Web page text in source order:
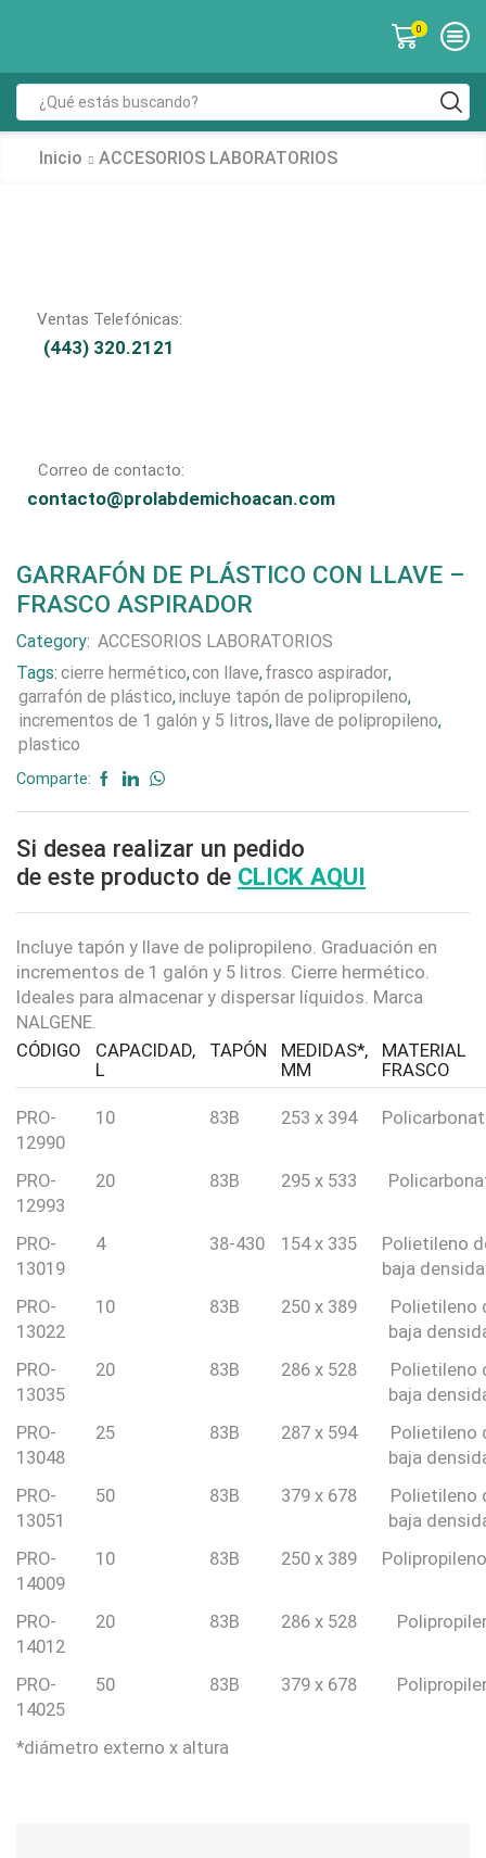
0
Inicio ACCESORIOS LABORATORIOS
Ventas Telefónicas:
(443) 320.2121
Correo de contacto:
contacto@prolabdemichoacan.com
GARRAFÓN DE PLÁSTICO CON LLAVE –
FRASCO ASPIRADOR
Category: ACCESORIOS LABORATORIOS
Tags: cierre hermético,con llave,frasco aspirador,
garrafón de plástico,incluye tapón de polipropileno,
incrementos de 1 galón y 5 litros,llave de polipropileno,
plastico
Comparte:
Si desea realizar un pedido
de este producto de CLICK AQUI
Incluye tapón y llave de polipropileno. Graduación en
incrementos de 1 galón y 5 litros. Cierre hermético.
Ideales para almacenar y dispersar líquidos. Marca
NALGENE.
CÓDIGO
CAPACIDAD,
L
TAPÓN
MEDIDAS*,
MM
MATERIAL
FRASCO
PRO-
12990
10 83B 253 x 394
PRO-
12993
20 83B 295 x 533
PRO-
13019
4 38-430 154 x 335
Polietileno
baja
PRO-
13022
10 83B 250 x 389
Polietileno
baja
PRO-
13035
20 83B 286 x 528
Polietileno
baja
PRO-
13048
25 83B 287 x 594
Polietileno
baja
PRO-
13051
50 83B 379 x 678
Polietileno
baja
PRO-
14009
10 83B 250 x 389 Polipropileno
PRO-
14012
20 83B 286 x 528
PRO-
14025
50 83B 379 x 678
*diámetro externo x altura